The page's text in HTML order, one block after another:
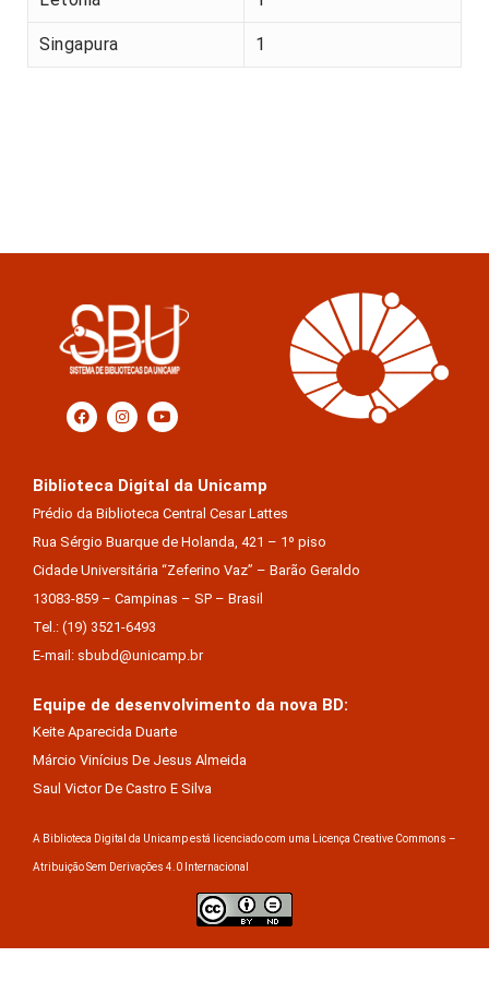
Singapura 1
Biblioteca Digital da Unicamp
Prédio da Biblioteca Central Cesar Lattes
Rua Sérgio Buarque de Holanda, 421 – 1º piso
Cidade Universitária “Zeferino Vaz” – Barão Geraldo
13083-859 – Campinas – SP – Brasil
Tel.: (19) 3521-6493
E-mail: sbubd@unicamp.br
Equipe de desenvolvimento da nova BD:
Keite Aparecida Duarte
Márcio Vinícius De Jesus Almeida
Saul Victor De Castro E Silva
A Biblioteca Digital da Unicamp está licenciado com uma Licença Creative Commons –
Atribuição Sem Derivações 4.0 Internacional